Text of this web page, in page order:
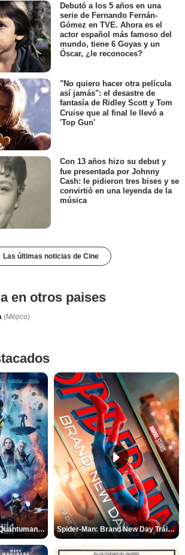
Debutó a los 5 años en una
serie de Fernando Fernán-
Gómez en TVE. Ahora es el
actor español más famoso del
mundo, tiene 6 Goyas y un
Óscar, ¿le reconoces?
"No quiero hacer otra película
así jamás": el desastre de
fantasía de Ridley Scott y Tom
Cruise que al final le llevó a
'Top Gun'
Con 13 años hizo su debut y
fue presentada por Johnny
Cash: le pidieron tres bises y se
convirtió en una leyenda de la
música
Las últimas noticias de Cine
en otros paises
(Méjico)
Ant-Man y la Avispa: Quantumanía Tráiler (2) Spider-Man: Brand New Day Tráiler (3)